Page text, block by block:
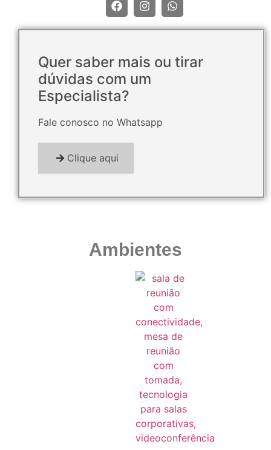
Quer saber mais ou tirar
dúvidas com um
Especialista?
Fale conosco no Whatsapp
Clique aqui
Ambientes